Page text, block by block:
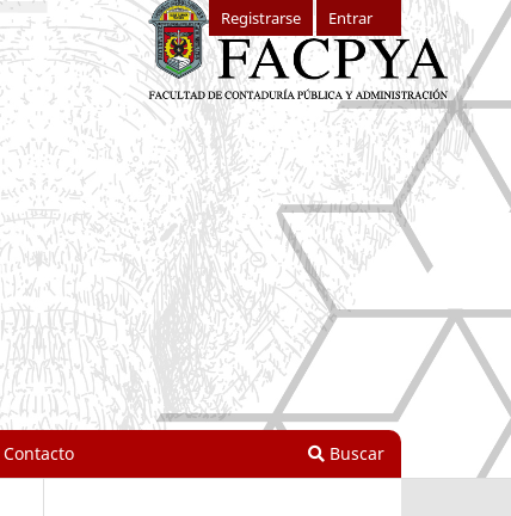
Contacto Buscar
Registrarse Entrar